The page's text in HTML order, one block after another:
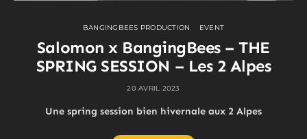
BANGINGBEES PRODUCTION EVENT
Salomon x BangingBees – THE
SPRING SESSION – Les 2 Alpes
20 AVRIL 2023
Une spring session bien hivernale aux 2 Alpes